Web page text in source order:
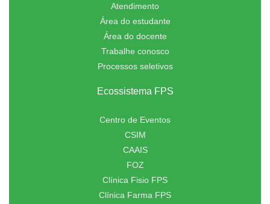
Atendimento
Área do estudante
Área do docente
Trabalhe conosco
Processos seletivos
Ecossistema FPS
Centro de Eventos
CSIM
CAAIS
FOZ
Clínica Fisio FPS
Clínica Farma FPS